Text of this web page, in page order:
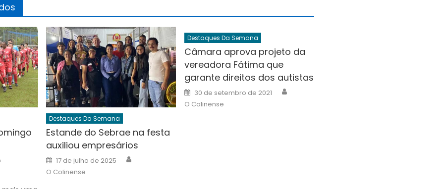
Destaques Da Semana
Estande do Sebrae na festa
auxiliou empresários
Posted
on
17 de julho de 2025
O Colinense
Destaques Da Semana
Câmara aprova projeto da
vereadora Fátima que
garante direitos dos autistas
Posted
on
30 de setembro de 2021
O Colinense